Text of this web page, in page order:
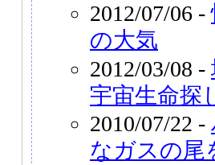
2012/07/06 -
の大気
2012/03/08 -
宇宙生命探
2010/07/22 -
なガスの尾